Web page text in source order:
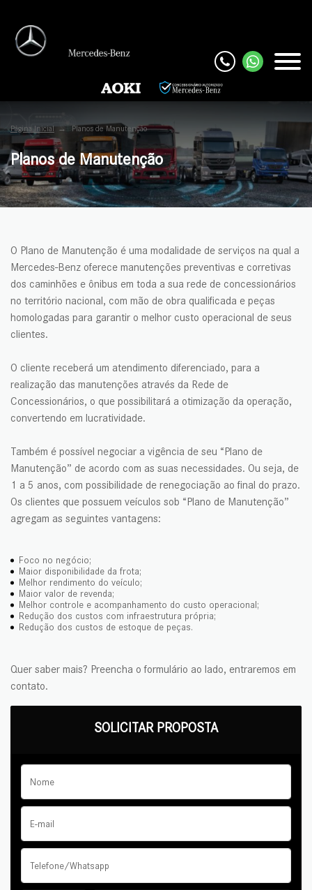
Página Inicial Planos de Manutenção
Planos de Manutenção
O Plano de Manutenção é uma modalidade de serviços na qual a
Mercedes-Benz oferece manutenções preventivas e corretivas
dos caminhões e ônibus em toda a sua rede de concessionários
no território nacional, com mão de obra qualificada e peças
homologadas para garantir o melhor custo operacional de seus
clientes.
O cliente receberá um atendimento diferenciado, para a
realização das manutenções através da Rede de
Concessionários, o que possibilitará a otimização da operação,
convertendo em lucratividade.
Também é possível negociar a vigência de seu “Plano de
Manutenção” de acordo com as suas necessidades. Ou seja, de
1 a 5 anos, com possibilidade de renegociação ao final do prazo.
Os clientes que possuem veículos sob “Plano de Manutenção”
agregam as seguintes vantagens:
Foco no negócio;
Maior disponibilidade da frota;
Melhor rendimento do veículo;
Maior valor de revenda;
Melhor controle e acompanhamento do custo operacional;
Redução dos custos com infraestrutura própria;
Redução dos custos de estoque de peças.
Quer saber mais? Preencha o formulário ao lado, entraremos em
contato.
SOLICITAR PROPOSTA